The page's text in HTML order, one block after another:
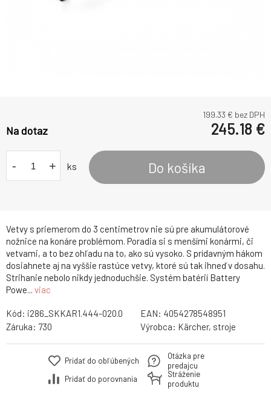
Vetvy s priemerom do 3 centimetrov nie sú pre akumulátorové
nožnice na konáre problémom. Poradia si s menšími konármi, či
vetvami, a to bez ohľadu na to, ako sú vysoko. S prídavným hákom
dosiahnete aj na vyššie rastúce vetvy, ktoré sú tak ihneď v dosahu.
Strihanie nebolo nikdy jednoduchšie. Systém batérií Battery
Powe... viac
199.33 € bez DPH
Na dotaz 245.18 €
- + ks Do košíka
Kód: i286_SKKAR1.444-020.0 EAN: 4054278548951
Záruka: 730 Výrobca: Kärcher, stroje
Pridať do obľúbených
Pridať do porovnania
Otázka pre
predajcu
Stráženie
produktu